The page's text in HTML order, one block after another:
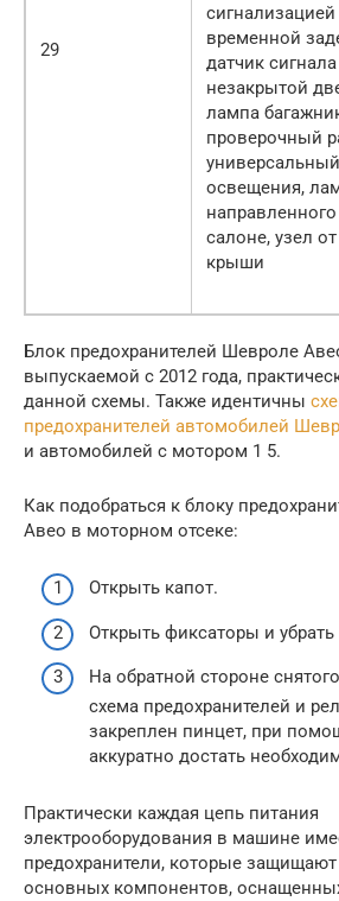
29
сигнализацией
временной
датчик сигнала
незакрытой
лампа
проверочный
освещения,
салоне, узел
крыши
Блок предохранителей Шевроле
выпускаемой с 2012 года,
данной схемы. Также идентичны
предохранителей автомобилей
и автомобилей с мотором 1 5.
Как подобраться к блоку
Авео в моторном отсеке:
Открыть капот.
Открыть фиксаторы и
На обратной стороне
схема предохранителей и
закреплен пинцет, при
аккуратно достать
Практически каждая цепь питания
электрооборудования в машине
предохранители, которые
основных компонентов,